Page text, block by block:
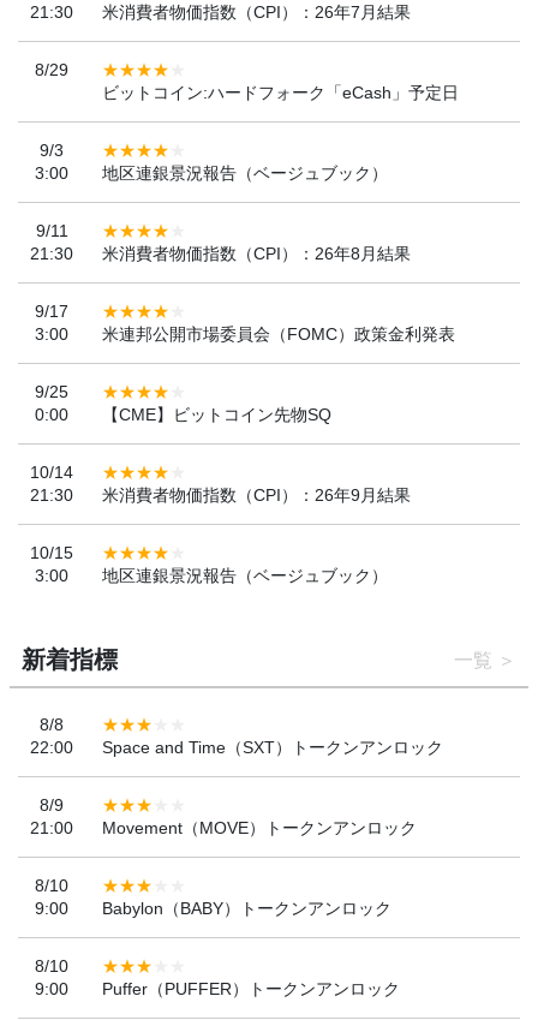
21:30
米消費者物価指数（CPI）：26年7月結果
8/29
ビットコイン:ハードフォーク「eCash」予定日
9/3
3:00
地区連銀景況報告（ベージュブック）
9/11
21:30
米消費者物価指数（CPI）：26年8月結果
9/17
3:00
米連邦公開市場委員会（FOMC）政策金利発表
9/25
0:00
【CME】ビットコイン先物SQ
10/14
21:30
米消費者物価指数（CPI）：26年9月結果
10/15
3:00
地区連銀景況報告（ベージュブック）
新着指標 一覧
8/8
22:00
Space and Time（SXT）トークンアンロック
8/9
21:00
Movement（MOVE）トークンアンロック
8/10
9:00
Babylon（BABY）トークンアンロック
8/10
9:00
Puffer（PUFFER）トークンアンロック